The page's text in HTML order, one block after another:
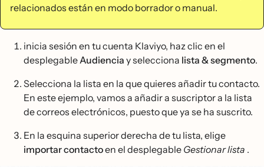
relacionados están en modo borrador o manual.
inicia sesión en tu cuenta Klaviyo, haz clic en el
desplegableAudiencia y selecciona lista & segmento.
Selecciona la lista en la que quieres añadir tu contacto.
En este ejemplo, vamos a añadir a suscriptor a la lista
de correos electrónicos, puesto que ya se ha suscrito.
En la esquina superior derecha de tu lista, elige
importar contactoen el desplegable Gestionar lista .